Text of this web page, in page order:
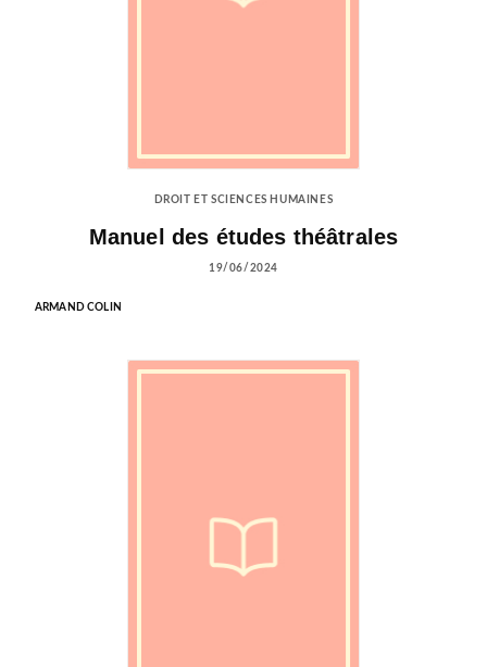
DROIT ET SCIENCES HUMAINES
Manuel des études théâtrales
19/06/2024
ARMAND COLIN